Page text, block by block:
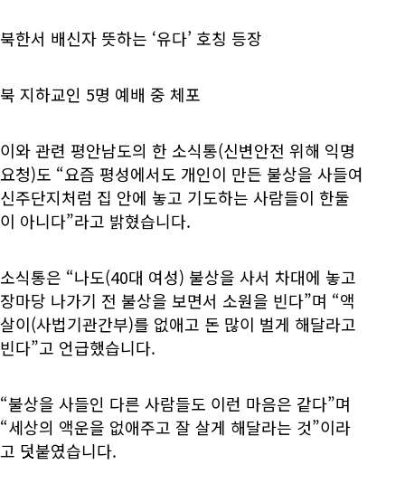
북한서 배신자 뜻하는 ‘유다’ 호칭 등장
북 지하교인 5명 예배 중 체포
이와 관련 평안남도의 한 소식통(신변안전 위해 익명
요청)도 “요즘 평성에서도 개인이 만든 불상을 사들여
신주단지처럼 집 안에 놓고 기도하는 사람들이 한둘
이 아니다”라고 밝혔습니다.
소식통은 “나도(40대 여성) 불상을 사서 차대에 놓고
장마당 나가기 전 불상을 보면서 소원을 빈다”며 “액
살이(사법기관간부)를 없애고 돈 많이 벌게 해달라고
빈다”고 언급했습니다.
“불상을 사들인 다른 사람들도 이런 마음은 같다”며
“세상의 액운을 없애주고 잘 살게 해달라는 것”이라
고 덧붙였습니다.